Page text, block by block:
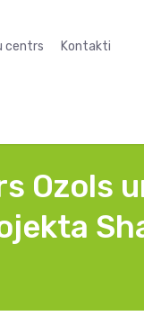
centrs Kontakti
Ozols